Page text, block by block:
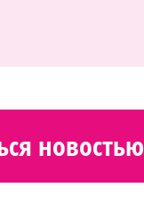
новостью